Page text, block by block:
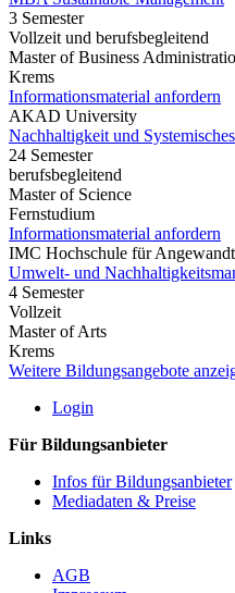
3 Semester
Vollzeit und berufsbegleitend
Master of Business
Krems
Informationsmaterial anfordern
AKAD University
Nachhaltigkeit und
24 Semester
berufsbegleitend
Master of Science
Fernstudium
Informationsmaterial anfordern
IMC Hochschule für
Umwelt- und
4 Semester
Vollzeit
Master of Arts
Krems
Weitere Bildungsangebote
Login
Für Bildungsanbieter
Infos für Bildungsanbieter
Mediadaten & Preise
Links
AGB